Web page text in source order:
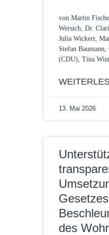
von Martin
Wersich, Dr.
Julia Wickert,
Stefan
(CDU), Tina
13. Mai 2026
des